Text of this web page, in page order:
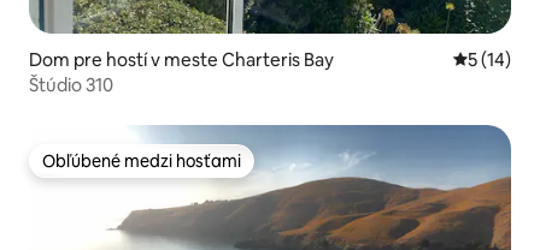
Dom pre hostí v meste Charteris Bay
5 (14)
Štúdio 310
Obľúbené medzi hosťami
Obľúbené medzi hosťami